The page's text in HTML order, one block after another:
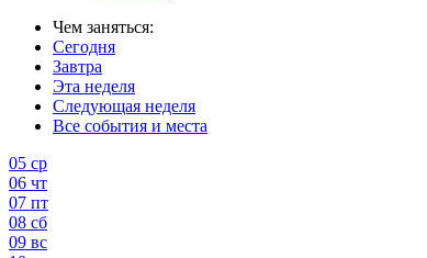
Чем заняться:
Сегодня
Завтра
Эта неделя
Следующая неделя
Все события и места
05 ср
06 чт
07 пт
08 сб
09 вс